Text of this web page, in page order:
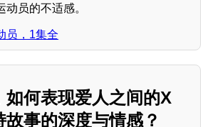
员的不适感。
员，1集全
如何表现爱人之间的X
事的深度与情感？